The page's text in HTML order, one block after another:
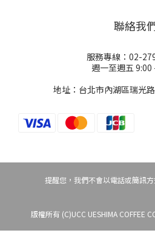
聯絡我
服務專線：02-
週一至週五 9:00
地址：台北市內湖區瑞光
提醒您，我們不會以電話或簡訊
版權所有 (C)UCC UESHIMA COFFEE